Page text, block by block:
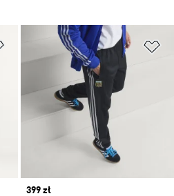
Dodaj do listy życzeń
Price
399 zł